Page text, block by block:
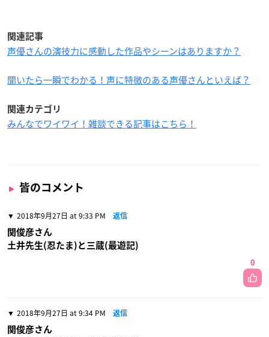
関連記事
声優さんの演技力に感動した作品やシーンはありますか？
聞いたら一瞬でわかる！声に特徴のある声優さんといえば？
関連カテゴリ
みんなでワイワイ！雑談できる記事はこちら！
皆のコメント
2018年9月27日 at 9:33 PM 返信
関俊彦さん
土井先生(忍たま)と三蔵(最遊記)
0
2018年9月27日 at 9:34 PM 返信
関俊彦さん